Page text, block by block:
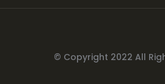
© Copyright 2022 All